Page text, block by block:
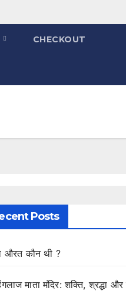
CHECKOUT
Posts
औरत कौन थी ?
माता मंदिर: शक्ति, श्रद्धा